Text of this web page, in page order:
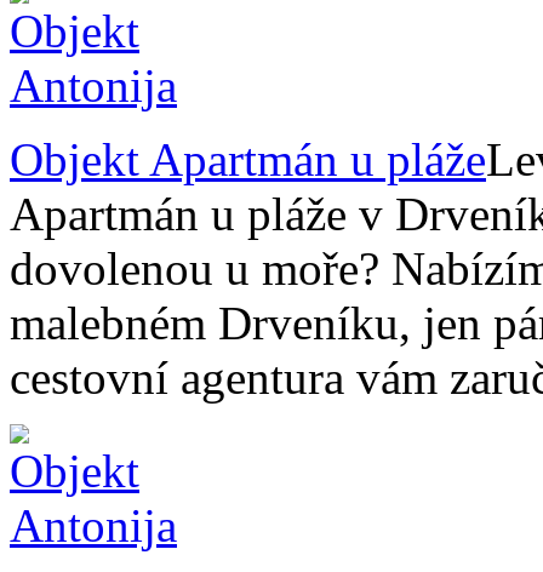
Objekt Apartmán u pláže
Apartmán u pláže v
dovolenou u moře?
malebném Drveníku, jen
cestovní agentura vám